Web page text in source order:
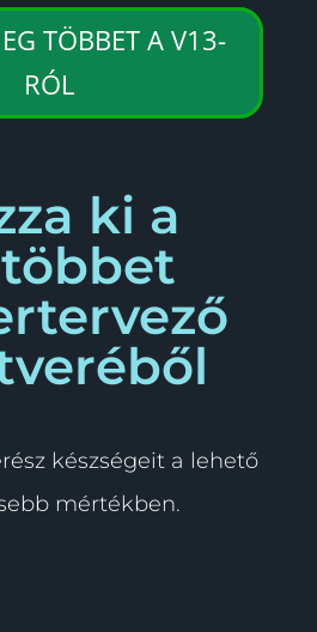
TÖBBET A V13-
RÓL
ki a
készségeit a lehető
mértékben.